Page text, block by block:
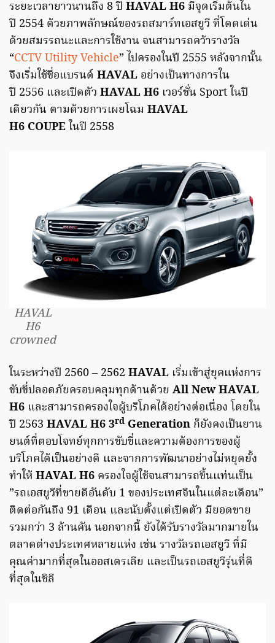
ระยะเวลายาวนานถึง 8 ปี HAVAL H6 มีจุดเริ่มต้นใน
ปี 2554 ด้วยภาพลักษณ์ของรถสมาร์ทเอสยูวี ที่โดดเด่น
ด้วยสมรรถนะและการใช้งาน จนสามารถคว้ารางวัล
“CCTV Utility Vehicle” ไปครองในปี 2555 หลังจากนั้น
จึงเริ่มใช้ชื่อแบรนด์ HAVAL อย่างเป็นทางการใน
ปี 2556 และเปิดตัว HAVAL H6 เวอร์ชั่น Sport ในปี
เดียวกัน ตามด้วยการเผยโฉม HAVAL
H6 COUPEในปี 2558
HAVAL
H6
crowned
ในระหว่างปี 2560 – 2562 HAVAL เริ่มเข้าสู่ยุคแห่งการ
ขับขี่ปลอดภัยครอบคลุมทุกด้านด้วย All New HAVAL
H6 และสามารถครองใจผู้บริโภคได้อย่างต่อเนื่อง โดยใน
ปี 2563 HAVAL H6 3rd Generation ก็ยังคงเป็นยาน
ยนต์ที่ตอบโจทย์ทุกการขับขี่และความต้องการของผู้
บริโภคได้เป็นอย่างดี และจากการพัฒนาอย่างไม่หยุดยั้ง
ทำให้ HAVAL H6 ครองใจผู้ใช้จนสามารถขึ้นแท่นเป็น
”รถเอสยูวีที่ขายดีอันดับ 1 ของประเทศจีนในแต่ละเดือน”
ติดต่อกันถึง 91 เดือน และนับตั้งแต่เปิดตัว มียอดขาย
รวมกว่า 3 ล้านคัน นอกจากนี้ ยังได้รับรางวัลมากมายใน
ตลาดต่างประเทศหลายแห่ง เช่น รางวัลรถเอสยูวี ที่มี
คุณค่ามากที่สุดในออสเตรเลีย และเป็นรถเอสยูวีรุ่นที่ดี
ที่สุดในชิลี